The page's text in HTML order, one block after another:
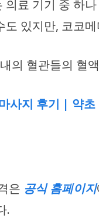
료 기기 중 하
있지만, 코코
의 혈관들의
사지 후기 | 약
은 공식 홈페이지
.